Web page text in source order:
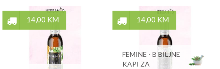
14,00 KM 14,00 KM
FEMINE - B BILJNE
KAPI ZA